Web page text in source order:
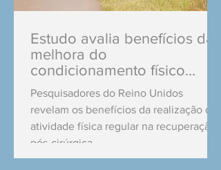
Estudo avalia benefícios da
melhora do
condicionamento físico
antes de cirurgia para
tratamento de
Pesquisadores do Reino Unidos
revelam os benefícios da realização de
atividade física regular na recuperação
pós-cirúrgica